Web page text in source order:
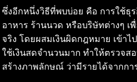
ซึ่งอีกหนึ่งวิธีที่พบบ่อย คือ การใช้ธุ
อาหาร ร้านนวด หรือบริษัทต่างๆ เ
จริง โดยผสมเงินผิดกฎหมาย เข้า
ใช้เงินสดจำนวนมาก ทำให้ตรวจส
สร้างภาพลักษณ์ ว่ามีรายได้จากกา